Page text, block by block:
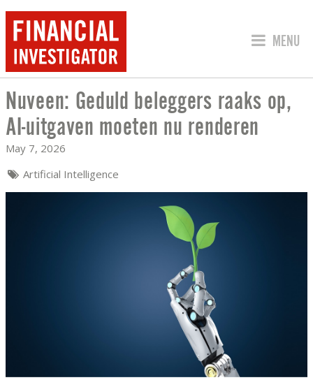
JUMP
MENU
NUVEEN: GEDULD BELEGGERS
Nuveen: Geduld beleggers raaks op,
AI-uitgaven moeten nu renderen
May 7, 2026
Artificial Intelligence